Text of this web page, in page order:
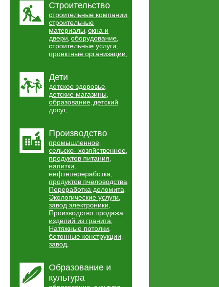
Строительство
строительные компании,
строительные
материалы, окна и
двери, оборудование,
строительные услуги,
проектные организации,
Дети
детское здоровье,
детские магазины,
образование, детский
досуг,
Производство
промышленное,
сельско- хозяйственное,
продуктов питания,
напитки,
нефтепереработка,
продуктов пчеловодства,
Переработка доломита,
Экологические услуги,
завод электроники,
Производство продажа
изделий из гранита,
Натяжные потолки,
бетонные конструкции,
завод,
Образование и
культура